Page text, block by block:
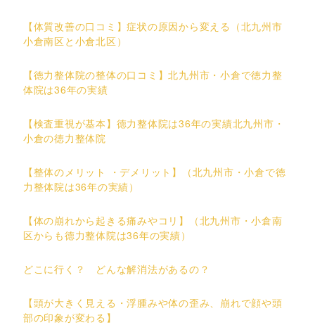
【体質改善の口コミ】症状の原因から変える（北九州市
小倉南区と小倉北区）
【徳力整体院の整体の口コミ】北九州市・小倉で徳力整
体院は36年の実績
【検査重視が基本】徳力整体院は36年の実績北九州市・
小倉の徳力整体院
【整体のメリット ・デメリット】（北九州市・小倉で徳
力整体院は36年の実績）
【体の崩れから起きる痛みやコリ】（北九州市・小倉南
区からも徳力整体院は36年の実績）
どこに行く？ どんな解消法があるの？
【頭が大きく見える・浮腫みや体の歪み、崩れで顔や頭
部の印象が変わる】